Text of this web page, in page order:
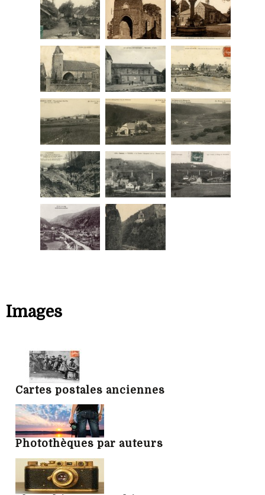
Images
Cartes postales anciennes
Photothèques par auteurs